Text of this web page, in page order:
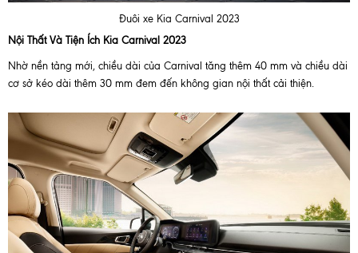
Đuôi xe Kia Carnival 2023
Nội Thất Và Tiện Ích Kia Carnival 2023
Nhờ nền tảng mới, chiều dài của Carnival tăng thêm 40 mm và chiều dài
cơ sở kéo dài thêm 30 mm đem đến không gian nội thất cải thiện.